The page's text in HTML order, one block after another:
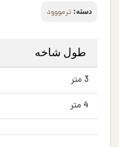
دسته: ترمووود
طول شاخه
3 متر
4 متر